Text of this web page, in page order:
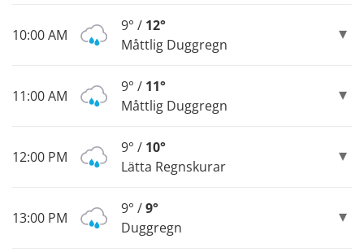
10:00 AM
9° / 12°
Måttlig Duggregn
11:00 AM
9° / 11°
Måttlig Duggregn
12:00 PM
9° / 10°
Lätta Regnskurar
13:00 PM
9° /9°
Duggregn